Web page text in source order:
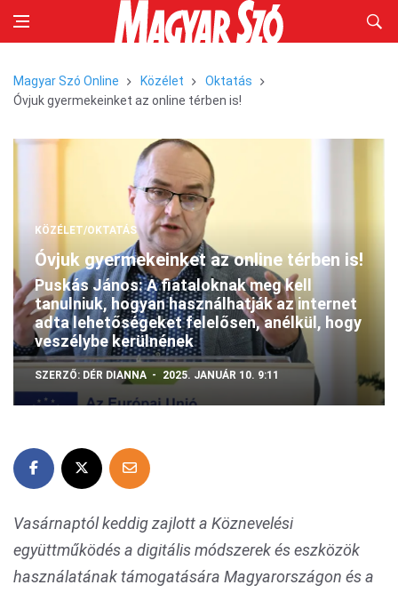
Magyar Szó Online Közélet
Oktatás
Óvjuk gyermekeinket az online térben is!
KÖZÉLET/OKTATÁS
Óvjuk gyermekeinket az online térben is!
Puskás János: A fiataloknak meg kell
tanulniuk, hogyan használhatják az internet
adta lehetőségeket felelősen, anélkül, hogy
veszélybe kerülnének
SZERZŐ: DÉR DIANNA 2025. JANUÁR 10. 9:11
Vasárnaptól keddig zajlott a Köznevelési
együttműködés a digitális módszerek és eszközök
használatának támogatására Magyarországon és a